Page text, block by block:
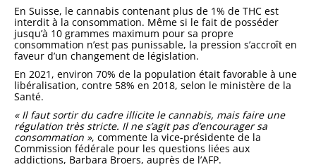
En Suisse, le cannabis contenant plus de 1% de THC est
interdit à la consommation. Même si le fait de posséder
jusqu’à 10 grammes maximum pour sa propre
consommation n’est pas punissable, la pression s’accroît en
faveur d’un changement de législation.
En 2021, environ 70% de la population était favorable à une
libéralisation, contre 58% en 2018, selon le ministère de la
Santé.
« Il faut sortir du cadre illicite le cannabis, mais faire une
régulation très stricte. Il ne s’agit pas d’encourager sa
consommation », commente la vice-présidente de la
Commission fédérale pour les questions liées aux
addictions, Barbara Broers, auprès de l’AFP.